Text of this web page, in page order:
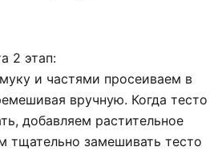
2 этап:
и частями просеиваем в
вручную. Когда тесто
добавляем растительное
тщательно замешивать тесто